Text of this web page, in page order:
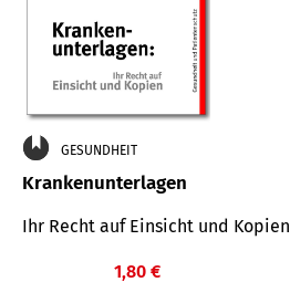
GESUNDHEIT
Krankenunterlagen
Ihr Recht auf Einsicht und Kopien
1,80 €